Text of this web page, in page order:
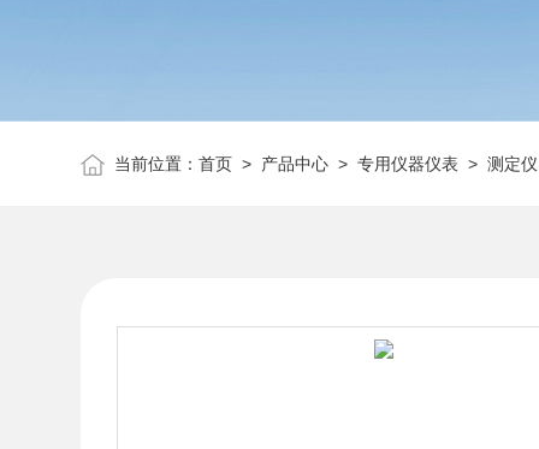
当前位置：首页 > 产品中心 >专用仪器仪表 >测定仪